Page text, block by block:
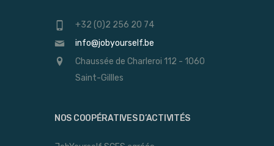
+32 (0)2 256 20 74
info@jobyourself.be
Chaussée de Charleroi 112 - 1060
Saint-Gillles
NOS COOPÉRATIVES D’ACTIVITÉS